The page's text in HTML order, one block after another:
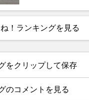
！ランキングを見る
をクリップして保存
のコメントを見る